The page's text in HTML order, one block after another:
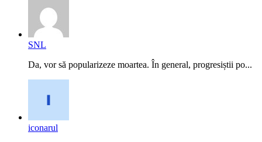
SNL
Da, vor să popularizeze moartea. În general, progresiștii po...
iconarul